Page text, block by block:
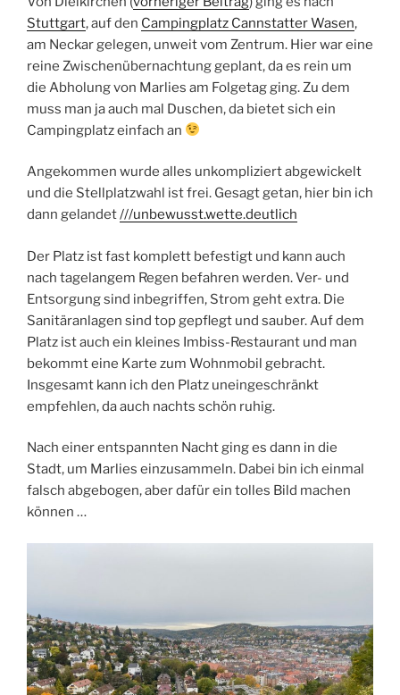
Stuttgart, auf den Campingplatz Cannstatter Wasen,
am Neckar gelegen, unweit vom Zentrum. Hier war eine
reine Zwischenübernachtung geplant, da es rein um
die Abholung von Marlies am Folgetag ging. Zu dem
muss man ja auch mal Duschen, da bietet sich ein
Campingplatz einfach an
Angekommen wurde alles unkompliziert abgewickelt
und die Stellplatzwahl ist frei. Gesagt getan, hier bin ich
dann gelandet///unbewusst.wette.deutlich
Der Platz ist fast komplett befestigt und kann auch
nach tagelangem Regen befahren werden. Ver- und
Entsorgung sind inbegriffen, Strom geht extra. Die
Sanitäranlagen sind top gepflegt und sauber. Auf dem
Platz ist auch ein kleines Imbiss-Restaurant und man
bekommt eine Karte zum Wohnmobil gebracht.
Insgesamt kann ich den Platz uneingeschränkt
empfehlen, da auch nachts schön ruhig.
Nach einer entspannten Nacht ging es dann in die
Stadt, um Marlies einzusammeln. Dabei bin ich einmal
falsch abgebogen, aber dafür ein tolles Bild machen
können …